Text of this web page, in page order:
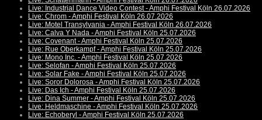
Live: Industrial Dance Video Contest - Amphi Festival Köln 26.07.2026
Live: Chrom - Amphi Festival Köln 26.07.2026
Live: Motel Transylvania - Amphi Festival Köln 26.07.2026
Live: Calva Y Nada - Amphi Festival Köln 25.07.2026
Live: Covenant - Amphi Festival Köln 25.07.2026
Live: Rue Oberkampf - Amphi Festival Köln 25.07.2026
Live: Mono Inc. - Amphi Festival Köln 25.07.2026
Live: Selofan - Amphi Festival Köln 25.07.2026
Live: Solar Fake - Amphi Festival Köln 25.07.2026
Live: Soror Dolorosa - Amphi Festival Köln 25.07.2026
Live: Das Ich - Amphi Festival Köln 25.07.2026
Live: Dina Summer - Amphi Festival Köln 25.07.2026
Live: Heldmaschine - Amphi Festival Köln 25.07.2026
Live: Echoberyl - Amphi Festival Köln 25.07.2026